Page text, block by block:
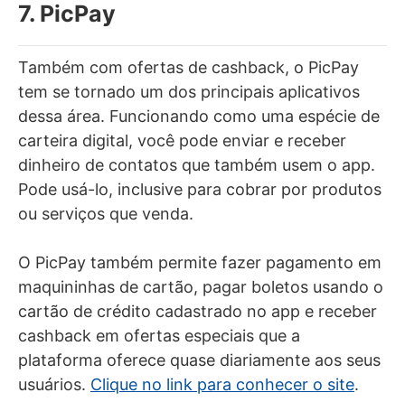
7. PicPay
Também com ofertas de cashback, o PicPay
tem se tornado um dos principais aplicativos
dessa área. Funcionando como uma espécie de
carteira digital, você pode enviar e receber
dinheiro de contatos que também usem o app.
Pode usá-lo, inclusive para cobrar por produtos
ou serviços que venda.
O PicPay também permite fazer pagamento em
maquininhas de cartão, pagar boletos usando o
cartão de crédito cadastrado no app e receber
cashback em ofertas especiais que a
plataforma oferece quase diariamente aos seus
usuários. Clique no link para conhecer o site.